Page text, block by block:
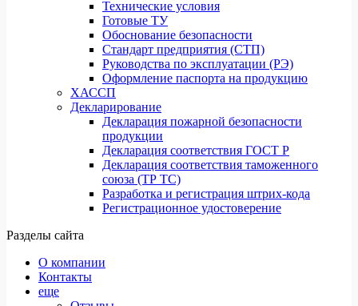
Технические условия
Готовые ТУ
Обоснование безопасности
Стандарт предприятия (СТП)
Руководства по эксплуатации (РЭ)
Оформление паспорта на продукцию
ХАССП
Декларирование
Декларация пожарной безопасности
продукции
Декларация соответствия ГОСТ Р
Декларация соответствия таможенного
союза (ТР ТС)
Разработка и регистрация штрих-кода
Регистрационное удостоверение
Разделы сайта
О компании
Контакты
еще